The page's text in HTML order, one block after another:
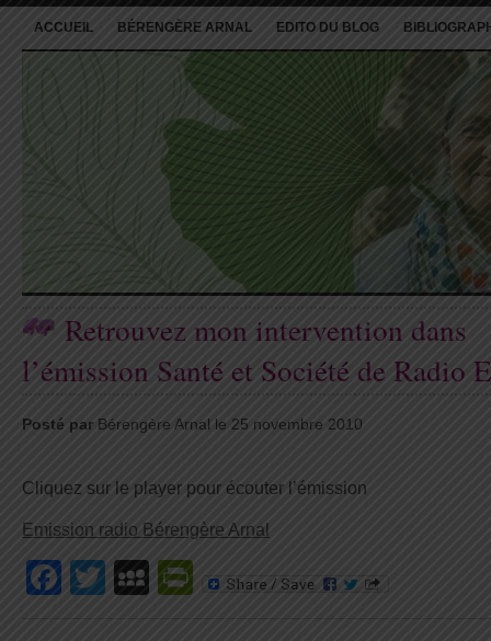
ACCUEIL BÉRENGÈRE ARNAL EDITO DU BLOG
Retrouvez mon intervention dans
l’émission Santé et Société de Radio
Posté par Bérengère Arnal le 25 novembre 2010
Cliquez sur le player pour écouter l’émission
Emission radio Bérengère Arnal
Facebook
TwitterMySpace
PrintFriendly